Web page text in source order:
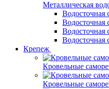
Металлическая
Водосточная
Водосточная
Водосточная
Водосточная
Крепеж
Кровельные
Кровельные